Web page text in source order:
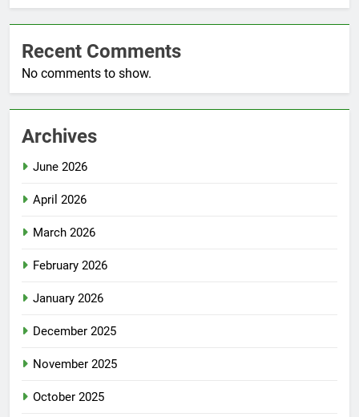
Recent Comments
No comments to show.
Archives
June 2026
April 2026
March 2026
February 2026
January 2026
December 2025
November 2025
October 2025